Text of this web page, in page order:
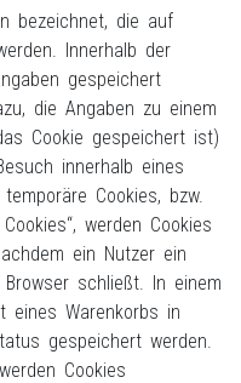
bezeichnet, die auf
Innerhalb der
gespeichert
die Angaben zu einem
Cookie gespeichert ist)
innerhalb eines
Cookies, bzw.
werden Cookies
ein Nutzer ein
schließt. In einem
eines Warenkorbs in
gespeichert werden.
Cookies